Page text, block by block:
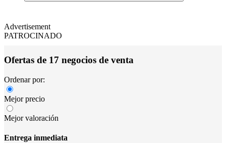
Advertisement
PATROCINADO
Ofertas de 17 negocios de venta
Ordenar por:
Mejor precio
Mejor valoración
Entrega inmediata